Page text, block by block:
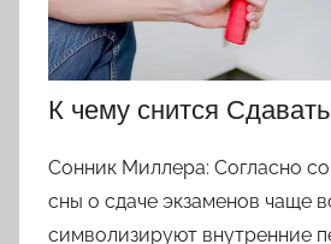
К чему снится
Сонник Миллера: Согласно
сны о сдаче экзаменов чаще
символизируют внутренние